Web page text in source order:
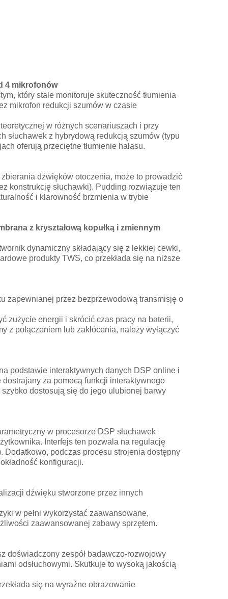
4 mikrofonów
który stale monitoruje skuteczność tłumienia
mikrofon redukcji szumów w czasie
w różnych scenariuszach i przy
słuchawek z hybrydową redukcją szumów (typu
oferują przeciętne tłumienie hałasu.
dźwięków otoczenia, może to prowadzić
konstrukcję słuchawki). Pudding rozwiązuje ten
i klarowność brzmienia w trybie
z kryształową kopułką i zmiennym
dynamiczny składający się z lekkiej cewki,
produkty TWS, co przekłada się na niższe
zapewnianej przez bezprzewodową transmisję o
zużycie energii i skrócić czas pracy na baterii,
z połączeniem lub zakłócenia, należy wyłączyć
podstawie interaktywnych danych DSP online i
za pomocą funkcji interaktywnego
dostosują się do jego ulubionej barwy
w procesorze DSP słuchawek
Interfejs ten pozwala na regulację
Dodatkowo, podczas procesu strojenia dostępny
konfiguracji.
dźwięku stworzone przez innych
w pełni wykorzystać zaawansowane,
zaawansowanej zabawy sprzętem.
doświadczony zespół badawczo-rozwojowy
odsłuchowymi. Skutkuje to wysoką jakością
się na wyraźne obrazowanie